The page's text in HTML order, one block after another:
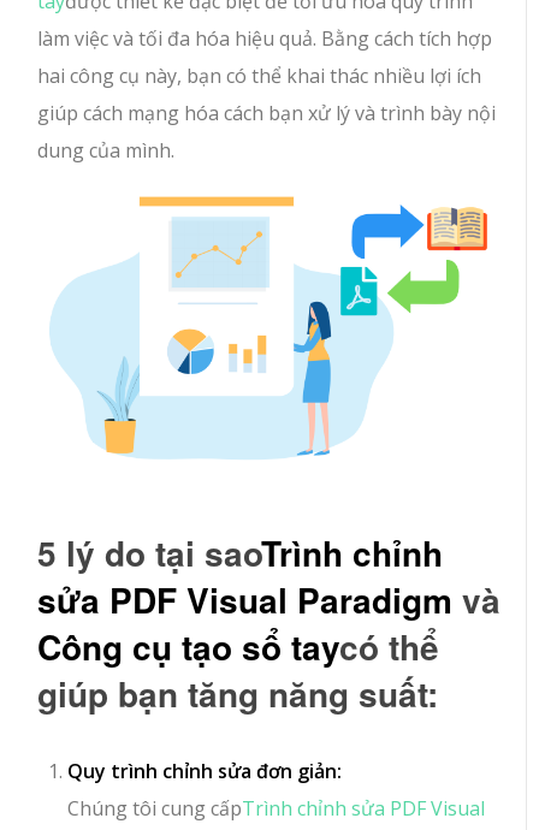
làm việc và tối đa hóa hiệu quả. Bằng cách tích hợp
hai công cụ này, bạn có thể khai thác nhiều lợi ích
giúp cách mạng hóa cách bạn xử lý và trình bày nội
dung của mình.
5 lý do tại saoTrình chỉnh
sửa PDF Visual Paradigm và
Công cụ tạo sổ taycó thể
giúp bạn tăng năng suất:
Quy trình chỉnh sửa đơn giản:
Chúng tôi cung cấpTrình chỉnh sửa PDF Visual